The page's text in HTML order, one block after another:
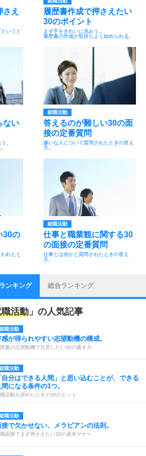
え
いうと
履歴書作成で押さえたい
30のポイント
まず手をきれいに洗おう。
履歴書の作成が気持ちよく始められる。
ない
。
就職活動
答えるのが難しい30の面
接の定番質問
嫌いな人について質問されたときの答え
方。
30の
れたと
就職活動
仕事と職業観に関する30
の面接の定番質問
仕事とは何かと質問されたときの答え
方。
ンキング 総合ランキング
活動 」の人気記事
職活動
感が得られやすい志望動機の構成。
歴書の志望動機で注意したい30の書き方
職活動
自分はできる人間」と思い込むことが、できる
間になる条件の1つ。
活動を諦めたときの30のヒント
職活動
接で欠かせない、メラビアンの法則。
面接でまず押さえたい30の基本マナー